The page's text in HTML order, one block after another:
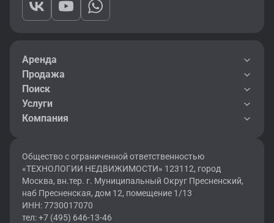
Аренда
Продажа
Поиск
Услуги
Компания
Общество с ограниченной ответственностью
«ТЕХНОЛОГИИ НЕДВИЖИМОСТИ» 123112, город
Москва, вн.тер. г. Муниципальный Округ Пресненский,
наб Пресненская, дом 12, помещение 1/13
ИНН: 7730017070
тел: +7 (495) 646-13-46